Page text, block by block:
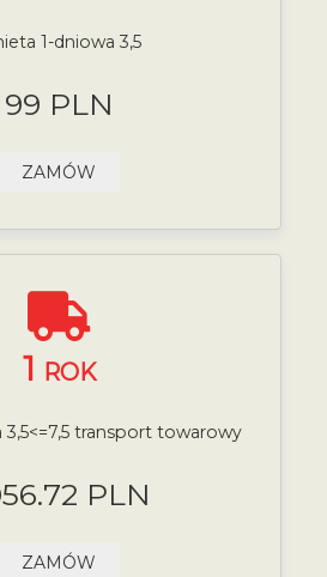
1-dniowa 3,5
99 PLN
ZAMÓW
1 ROK
transport towarowy
PLN
ZAMÓW